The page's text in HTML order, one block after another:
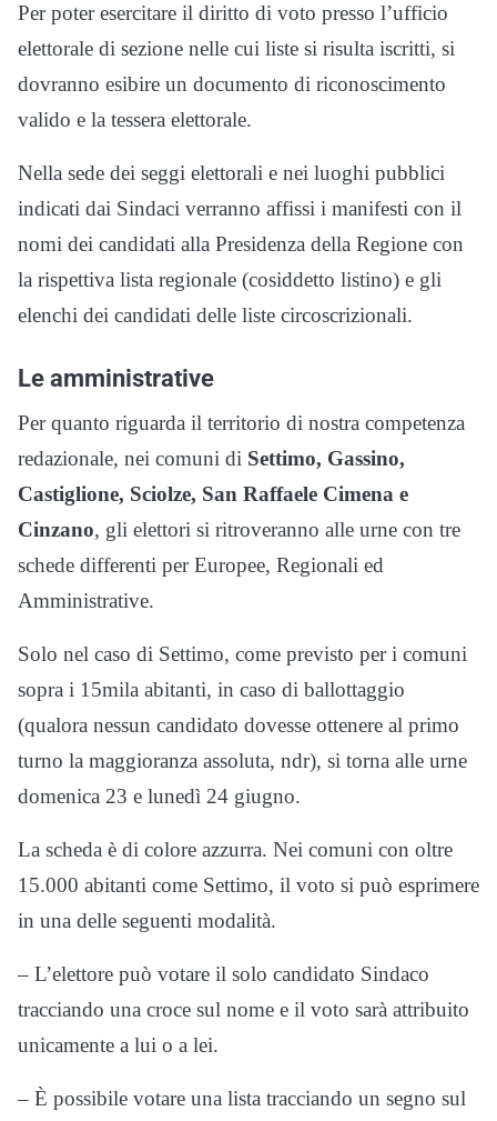
Per poter esercitare il diritto di voto presso l’ufficio
elettorale di sezione nelle cui liste si risulta iscritti, si
dovranno esibire un documento di riconoscimento
valido e la tessera elettorale.
Nella sede dei seggi elettorali e nei luoghi pubblici
indicati dai Sindaci verranno affissi i manifesti con il
nomi dei candidati alla Presidenza della Regione con
la rispettiva lista regionale (cosiddetto listino) e gli
elenchi dei candidati delle liste circoscrizionali.
Le amministrative
Per quanto riguarda il territorio di nostra competenza
redazionale, nei comuni di Settimo, Gassino,
Castiglione, Sciolze, San Raffaele Cimena e
Cinzano, gli elettori si ritroveranno alle urne con tre
schede differenti per Europee, Regionali ed
Amministrative.
Solo nel caso di Settimo, come previsto per i comuni
sopra i 15mila abitanti, in caso di ballottaggio
(qualora nessun candidato dovesse ottenere al primo
turno la maggioranza assoluta, ndr), si torna alle urne
domenica 23 e lunedì 24 giugno.
La scheda è di colore azzurra. Nei comuni con oltre
15.000 abitanti come Settimo, il voto si può esprimere
in una delle seguenti modalità.
– L’elettore può votare il solo candidato Sindaco
tracciando una croce sul nome e il voto sarà attribuito
unicamente a lui o a lei.
– È possibile votare una lista tracciando un segno sul